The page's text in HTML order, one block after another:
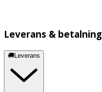
Leverans & betalning
🚚Leverans